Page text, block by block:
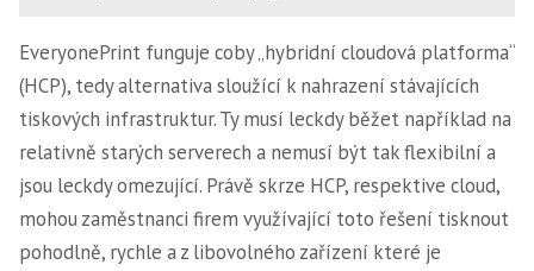
EveryonePrint funguje coby „hybridní cloudová platforma“
(HCP), tedy alternativa sloužící k nahrazení stávajících
tiskových infrastruktur. Ty musí leckdy běžet například na
relativně starých serverech a nemusí být tak flexibilní a
jsou leckdy omezující. Právě skrze HCP, respektive cloud,
mohou zaměstnanci firem využívající toto řešení tisknout
pohodlně, rychle a z libovolného zařízení které je